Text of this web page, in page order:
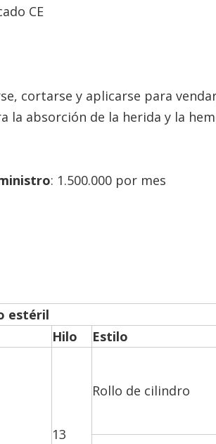
CE
cortarse y aplicarse para
la absorción de la herida y la
: 1.500.000 por mes
estéril
Hilo Estilo
13
Rollo de cilindro